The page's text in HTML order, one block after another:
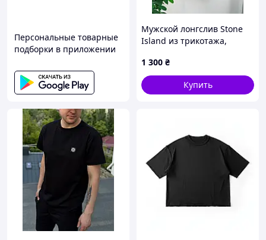
Персональные товарные
подборки в приложении
Мужской лонгслив Stone
Island из трикотажа,
рукавами и нашивкой
логотипа
1 300 ₴
Купить